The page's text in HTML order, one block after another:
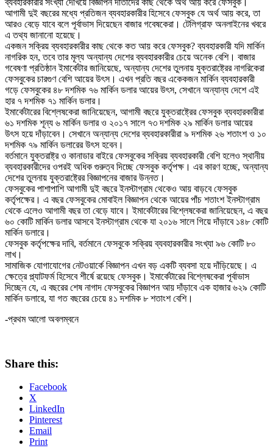
আগামী দুই বছরের মধ্যে প্রতিজন ব্যবহারকারীর হিসেবে ফেসবুক যে অর্থ আয় করে, তা
আরও বেড়ে যাবে বলে পূর্বাভাস দিয়েছেন বাজার গবেষকেরা। টেলিগ্রাফ অনলাইনের খবরে
এ তথ্য জানানো হয়েছে।
একজন সক্রিয় ব্যবহারকারীর কাছ থেকে কত আয় করে ফেসবুক? ব্যবহারকারী যদি মার্কিন
নাগরিক হন, তবে তার মূল্য অন্যান্য দেশের ব্যবহারকারীর চেয়ে অনেক বেশি। বাজার
গবেষণা প্রতিষ্ঠান ইমার্কেটার জানিয়েছে, অন্যান্য দেশের তুলনায় যুক্তরাষ্ট্রের নাগরিকেরা
ফেসবুকের চারগুণ বেশি আয়ের উৎস। এখন প্রতি বছর একেকজন মার্কিন ব্যবহারকারী
গড়ে ফেসবুকের ৪৮ দশমিক ৭৬ মার্কিন ডলার আয়ের উৎস, সেখানে অন্যান্য দেশে এই
হার ৭ দশমিক ৭১ মার্কিন ডলার।
ইমার্কেটারের বিশ্লেষকেরা জানিয়েছেন, আগামী বছরে যুক্তরাষ্ট্রের ফেসবুক ব্যবহারকারীরা
৬১ দশমিক শূন্য ৬ মার্কিন ডলার ও ২০১৭ সালে ৭৩ দশমিক ২৯ মার্কিন ডলার আয়ের
উৎস হয়ে দাঁড়াবেন। সেখানে অন্যান্য দেশের ব্যবহারকারীরা ৯ দশমিক ২৬ শতাংশ ও ১০
দশমিক ৭৯ মার্কিন ডলারের উৎস হবেন।
বর্তমানে যুক্তরাষ্ট্র ও কানাডার বাইরে ফেসবুকের সক্রিয় ব্যবহারকারী বেশি হলেও স্থানীয়
ব্যবহারকারীদের ওপরই অধিক গুরুত্ব দিচ্ছে ফেসবুক কর্তৃপক্ষ। এর কারণ হচ্ছে, অন্যান্য
দেশের তুলনায় যুক্তরাষ্ট্রের বিজ্ঞাপনের বাজার উন্নত।
ফেসবুকের পাশাপাশি আগামী দুই বছরে ইনস্টাগ্রাম থেকেও আয় বাড়বে ফেসবুক
কর্তৃপক্ষের। এ বছর ফেসবুকের মোবাইল বিজ্ঞাপন থেকে আয়ের পাঁচ শতাংশ ইনস্টাগ্রাম
থেকে এলেও আগামী বছর তা বেড়ে যাবে। ইমার্কেটারের বিশ্লেষকেরা জানিয়েছেন, এ বছর
৬০ কোটি মার্কিন ডলার আসবে ইনস্টাগ্রাম থেকে যা ২০১৬ সালে গিয়ে দাঁড়াবে ১৪৮ কোটি
মার্কিন ডলারে।
ফেসবুক কর্তৃপক্ষের দাবি, বর্তমানে ফেসবুকে সক্রিয় ব্যবহারকারীর সংখ্যা ৯৬ কোটি ৮০
লাখ।
সামাজিক যোগাযোগের নেটওয়ার্কে বিজ্ঞাপন এখন বড় একটি ব্যবসা হয়ে দাঁড়িয়েছে। এ
ক্ষেত্রে প্ল্যাটফর্ম হিসেবে শীর্ষে রয়েছে ফেসবুক। ইমার্কেটারের বিশ্লেষকেরা পূর্বাভাস
দিচ্ছেন যে, এ বছরের শেষ নাগাদ ফেসবুকের বিজ্ঞাপন আয় দাঁড়াবে এক হাজার ৬২৯ কোটি
মার্কিন ডলারে, যা গত বছরের চেয়ে ৪১ দশমিক ৮ শতাংশ বেশি।
-প্রথম আলো অবলম্বনে
Share this:
Facebook
X
LinkedIn
Pinterest
Email
Print